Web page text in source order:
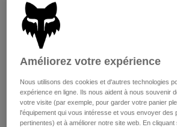
Pants
Goggles
Guards & Protection
Gloves
Jackets & Hydration Vests
Shorts
Pants
Pads & Protection
Jackets
Gloves
Pants
Shorts
Tout acheter
Womens
Améliorez votre expérience
Nous utilisons des cookies et d'autres technologies
expérience en ligne. Ils nous aident à nous souvenir
votre visite (par exemple, pour garder votre panier
l'équipement qui vous intéresse et vous envoyer des
pertinentes) et à améliorer notre site web. En